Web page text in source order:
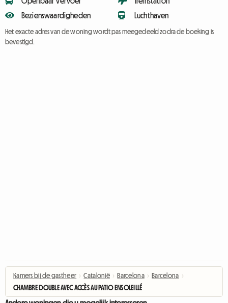
Bezienswaardigheden
Luchthaven
Het exacte adres van de woning wordt pas meegedeeld zodra de boeking is
bevestigd.
Kamers bij de gastheer › Catalonië › Barcelona › Barcelona ›
CHAMBRE DOUBLE AVEC ACCÈS AU PATIO ENSOLEILLÉ